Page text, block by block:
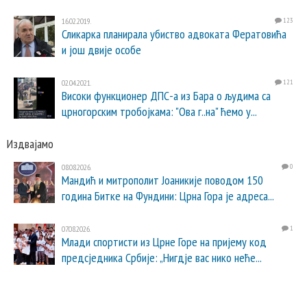
16.02.2019. 123
Сликарка планирала убиство адвоката Фератовића
и још двије особе
02.04.2021. 121
Високи функционер ДПС-а из Бара о људима са
црногорским тробојкама: "Ова г..на" ћемо у...
Издвајамо
08.08.2026. 0
Мандић и митрополит Јоаникије поводом 150
година Битке на Фундини: Црна Гора је адреса...
07.08.2026. 1
Млади спортисти из Црне Горе на пријему код
предсједника Србије: „Нигдје вас нико неће...